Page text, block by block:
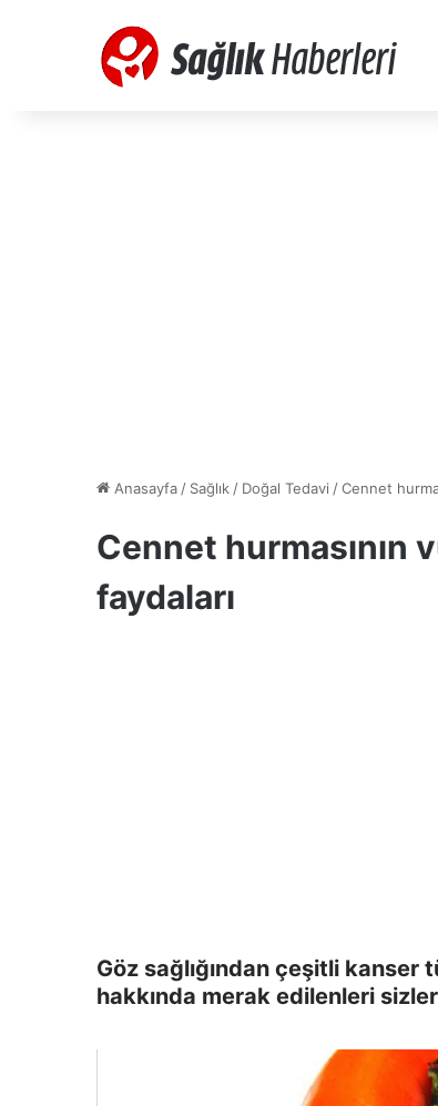
Anasayfa / Sağlık / Doğal Tedavi /Cennet
Cennet
faydaları
Göz sağlığından çeşitli kanser
hakkında merak edilenleri